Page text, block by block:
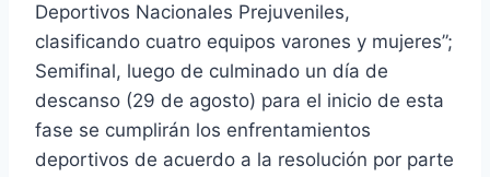
Deportivos Nacionales Prejuveniles,
clasificando cuatro equipos varones y mujeres”;
Semifinal, luego de culminado un día de
descanso (29 de agosto) para el inicio de esta
fase se cumplirán los enfrentamientos
deportivos de acuerdo a la resolución por parte